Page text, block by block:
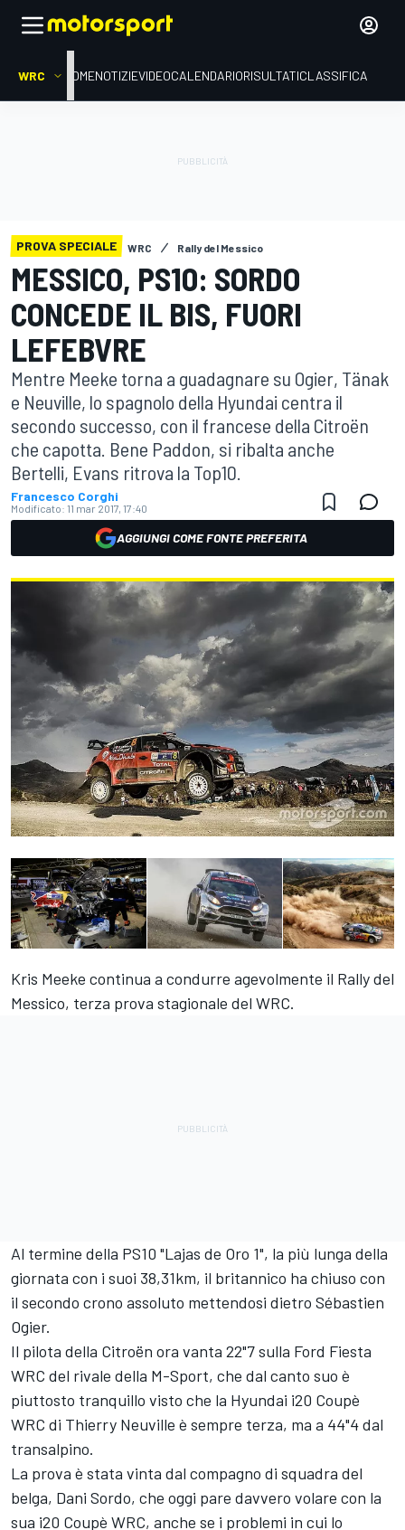
WRC HOMENOTIZIEVIDEOCALENDARIORISULTATICLASSIFICA
PROVA SPECIALE WRC Rally del Messico
MESSICO, PS10: SORDO
CONCEDE IL BIS, FUORI
LEFEBVRE
Mentre Meeke torna a guadagnare su Ogier, Tänak
e Neuville, lo spagnolo della Hyundai centra il
secondo successo, con il francese della Citroën
che capotta. Bene Paddon, si ribalta anche
Bertelli, Evans ritrova la Top10.
Francesco Corghi
Modificato: 11 mar 2017, 17:40
AGGIUNGI COME FONTE PREFERITA
Kris Meeke continua a condurre agevolmente il Rally del
Messico, terza prova stagionale del WRC.
Al termine della PS10 "Lajas de Oro 1", la più lunga della
giornata con i suoi 38,31km, il britannico ha chiuso con
il secondo crono assoluto mettendosi dietro Sébastien
Ogier.
Il pilota della Citroën ora vanta 22"7 sulla Ford Fiesta
WRC del rivale della M-Sport, che dal canto suo è
piuttosto tranquillo visto che la Hyundai i20 Coupè
WRC di Thierry Neuville è sempre terza, ma a 44"4 dal
transalpino.
La prova è stata vinta dal compagno di squadra del
belga, Dani Sordo, che oggi pare davvero volare con la
sua i20 Coupè WRC, anche se i problemi in cui lo